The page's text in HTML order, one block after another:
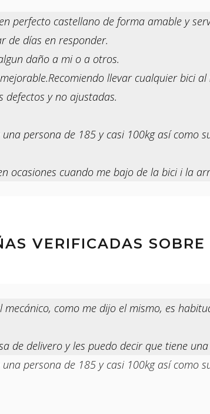
perfecto castellano de forma amable y
de días en responder.
daño a mi o a otros.
llevar cualquier bici
defectos y no ajustadas.
persona de 185 y casi 100kg así como
ocasiones cuando me bajo de la bici i la
VERIFICADAS
como me dijo el mismo, es
de delivero y les puedo decir que tiene
persona de 185 y casi 100kg así como